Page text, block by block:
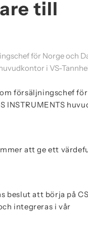
till
för Norge och
i VS-
försäljningschef för
INSTRUMENTS
att ge ett
beslut att börja på CS
integreras i vår